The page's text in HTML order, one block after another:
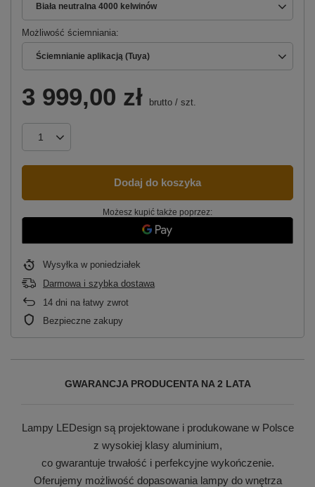
Biała neutralna 4000 kelwinów
Możliwość ściemniania
Ściemnianie aplikacją (Tuya)
3 999,00 zł brutto / szt.
Dodaj do koszyka
Możesz kupić także poprzez:
Wysyłka w poniedziałek
Darmowa i szybka dostawa
14 dni na łatwy zwrot
Bezpieczne zakupy
GWARANCJA PRODUCENTA NA 2 LATA
Lampy LEDesign są projektowane i produkowane w Polsce
z wysokiej klasy aluminium,
co gwarantuje trwałość i perfekcyjne wykończenie.
Oferujemy możliwość dopasowania lampy do wnętrza